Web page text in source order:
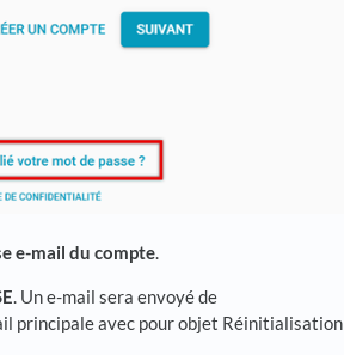
e-mail du compte
. Un e-mail sera envoyé de
principale avec pour objet